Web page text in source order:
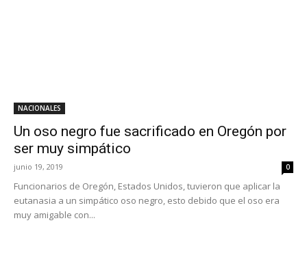
NACIONALES
Un oso negro fue sacrificado en Oregón por
ser muy simpático
junio 19, 2019 0
Funcionarios de Oregón, Estados Unidos, tuvieron que aplicar la
eutanasia a un simpático oso negro, esto debido que el oso era
muy amigable con...